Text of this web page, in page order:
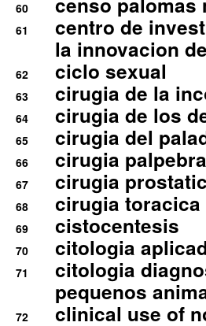
60
61
centro de
la innovacion
62 ciclo sexual
63 cirugia de la
64 cirugia de los
65 cirugia del
66 cirugia
67 cirugia
68 cirugia
69 cistocentesis
70 citologia
71
citologia
pequenos
72
clinical use of